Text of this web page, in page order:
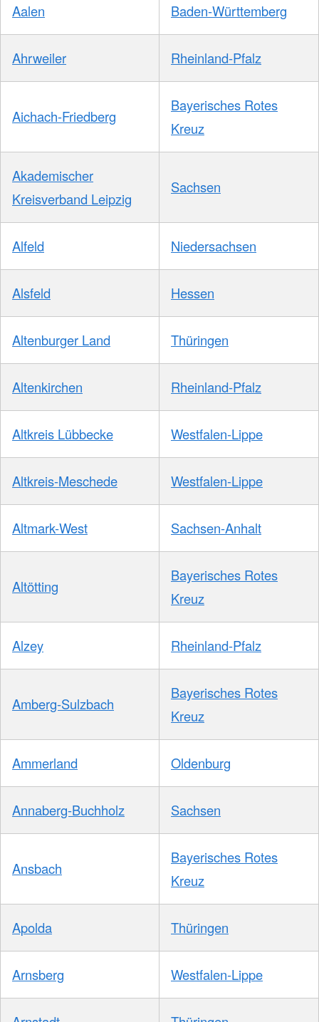
Aalen Baden-Württemberg
Ahrweiler Rheinland-Pfalz
Aichach-Friedberg
Bayerisches Rotes
Kreuz
Akademischer
Kreisverband Leipzig
Sachsen
Alfeld Niedersachsen
Alsfeld Hessen
Altenburger Land Thüringen
Altenkirchen Rheinland-Pfalz
Altkreis Lübbecke Westfalen-Lippe
Altkreis-Meschede Westfalen-Lippe
Altmark-West Sachsen-Anhalt
Altötting
Bayerisches Rotes
Kreuz
Alzey Rheinland-Pfalz
Amberg-Sulzbach
Bayerisches Rotes
Kreuz
Ammerland Oldenburg
Annaberg-Buchholz Sachsen
Ansbach
Bayerisches Rotes
Kreuz
Apolda Thüringen
Arnsberg Westfalen-Lippe